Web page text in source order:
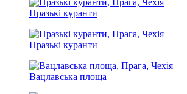
Празькі куранти
Празькі куранти
Вацлавська площа